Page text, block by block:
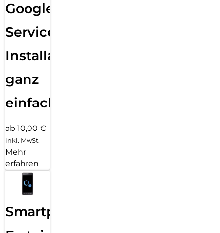
Google
Services
Installation
ganz
einfach
ab 10,00 €
inkl. MwSt.
Mehr
erfahren
Smartphone